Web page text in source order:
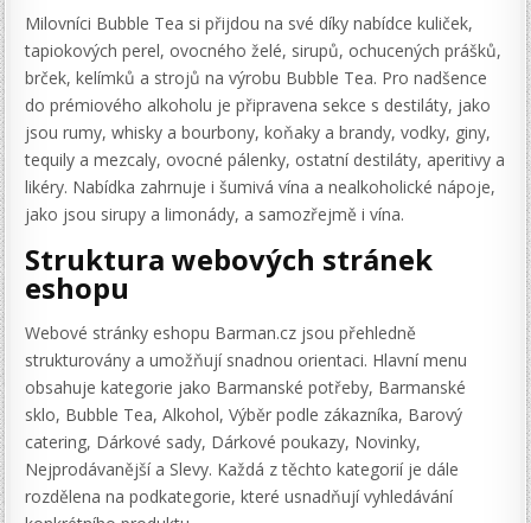
Milovníci Bubble Tea si přijdou na své díky nabídce kuliček,
tapiokových perel, ovocného želé, sirupů, ochucených prášků,
brček, kelímků a strojů na výrobu Bubble Tea. Pro nadšence
do prémiového alkoholu je připravena sekce s destiláty, jako
jsou rumy, whisky a bourbony, koňaky a brandy, vodky, giny,
tequily a mezcaly, ovocné pálenky, ostatní destiláty, aperitivy a
likéry. Nabídka zahrnuje i šumivá vína a nealkoholické nápoje,
jako jsou sirupy a limonády, a samozřejmě i vína.
Struktura webových stránek
eshopu
Webové stránky eshopu Barman.cz jsou přehledně
strukturovány a umožňují snadnou orientaci. Hlavní menu
obsahuje kategorie jako Barmanské potřeby, Barmanské
sklo, Bubble Tea, Alkohol, Výběr podle zákazníka, Barový
catering, Dárkové sady, Dárkové poukazy, Novinky,
Nejprodávanější a Slevy. Každá z těchto kategorií je dále
rozdělena na podkategorie, které usnadňují vyhledávání